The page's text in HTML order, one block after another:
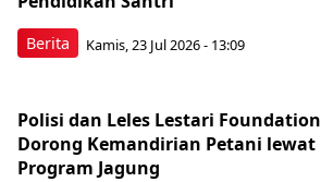
Berita Kamis, 23 Jul 2026 - 13:09
Polisi dan Leles Lestari Foundation
Dorong Kemandirian Petani lewat
Program Jagung